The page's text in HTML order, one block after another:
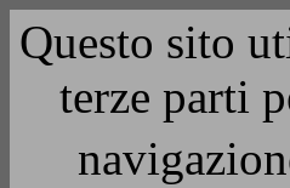
Questo sito
terze parti